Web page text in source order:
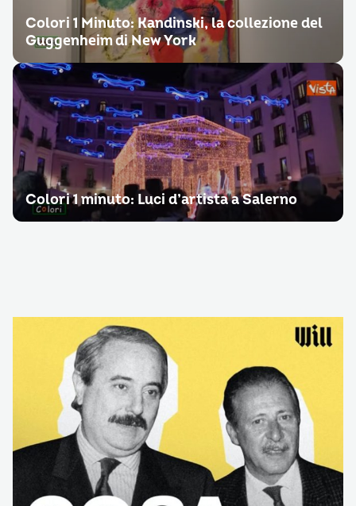
Colori 1 Minuto: Kandinski, la collezione del
Guggenheim di New York
Colori 1 minuto: Luci d’artista a Salerno